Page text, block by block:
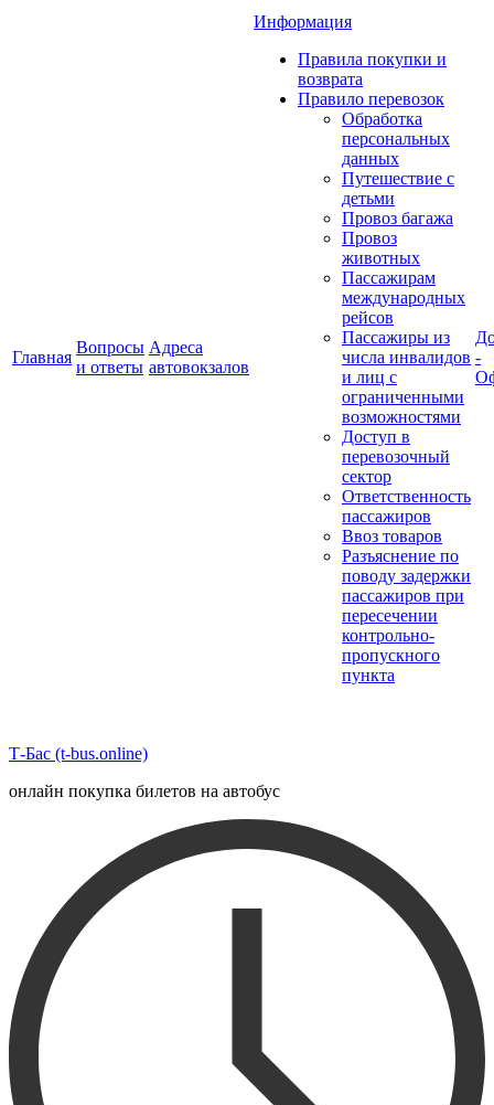
Главная
Вопросы
и ответы
Адреса
автовокзалов
Информация
Правила покупки и
возврата
Правило перевозок
Обработка
персональных
данных
Путешествие с
детьми
Провоз багажа
Провоз
животных
Пассажирам
международных
рейсов
Пассажиры из
числа инвалидов
и лиц с
ограниченными
возможностями
Доступ в
перевозочный
сектор
Ответственность
пассажиров
Ввоз товаров
Разъяснение по
поводу задержки
пассажиров при
пересечении
контрольно-
пропускного
пункта
-
Т-Бас (t-bus.online)
онлайн покупка билетов на автобус